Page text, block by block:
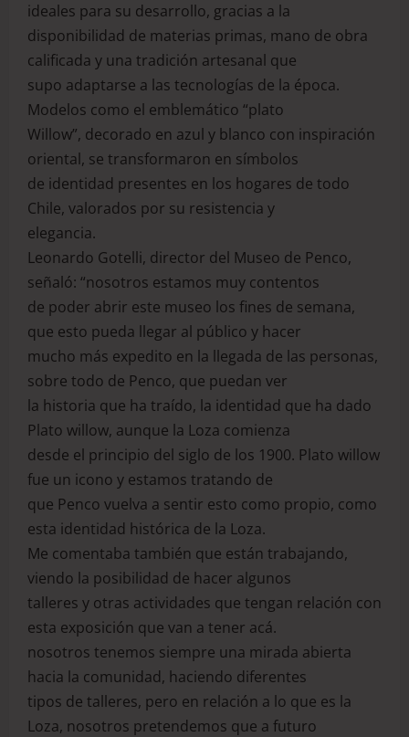
ideales para su desarrollo, gracias a la
disponibilidad de materias primas, mano de obra
calificada y una tradición artesanal que
supo adaptarse a las tecnologías de la época.
Modelos como el emblemático “plato
Willow”, decorado en azul y blanco con inspiración
oriental, se transformaron en símbolos
de identidad presentes en los hogares de todo
Chile, valorados por su resistencia y
elegancia.
Leonardo Gotelli, director del Museo de Penco,
señaló: “nosotros estamos muy contentos
de poder abrir este museo los fines de semana,
que esto pueda llegar al público y hacer
mucho más expedito en la llegada de las personas,
sobre todo de Penco, que puedan ver
la historia que ha traído, la identidad que ha dado
Plato willow, aunque la Loza comienza
desde el principio del siglo de los 1900. Plato willow
fue un icono y estamos tratando de
que Penco vuelva a sentir esto como propio, como
esta identidad histórica de la Loza.
Me comentaba también que están trabajando,
viendo la posibilidad de hacer algunos
talleres y otras actividades que tengan relación con
esta exposición que van a tener acá.
nosotros tenemos siempre una mirada abierta
hacia la comunidad, haciendo diferentes
tipos de talleres, pero en relación a lo que es la
Loza, nosotros pretendemos que a futuro